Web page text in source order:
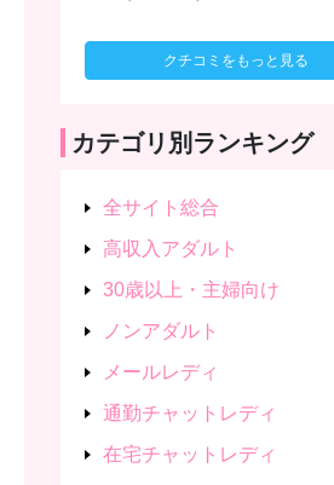
クチコミをもっと見る
カテゴリ別ランキング
全サイト総合
高収入アダルト
30歳以上・主婦向け
ノンアダルト
メールレディ
通勤チャットレディ
在宅チャットレディ